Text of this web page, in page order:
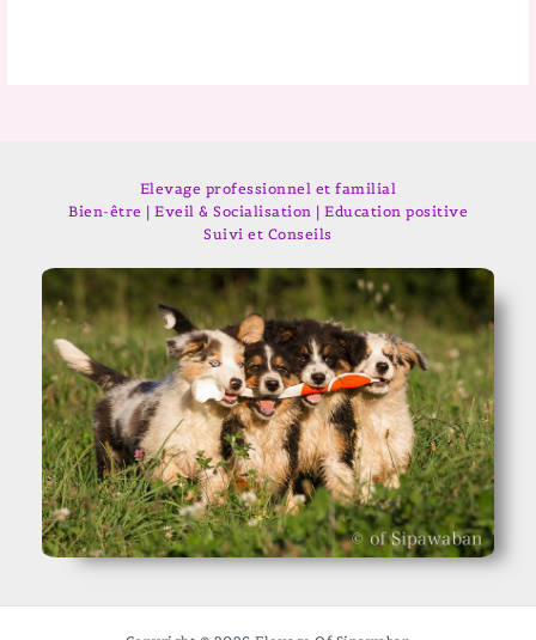
Elevage professionnel et familial
Bien-être | Eveil & Socialisation | Education positive
Suivi et Conseils